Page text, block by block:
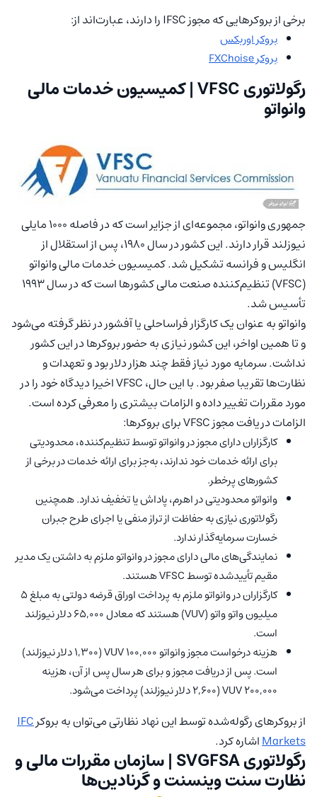
برخی از بروکرهایی که مجوز IFSC را دارند، عبارت‌اند از:
بروکر اوربکس
بروکر FXChoise
رگولاتوری VFSC | کمیسیون خدمات مالی
وانواتو
جمهوری وانواتو، مجموعه‌ای از جزایر است که در فاصله ۱۰۰۰ مایلی
نیوزلند قرار دارند. این کشور در سال ۱۹۸۰، پس از استقلال از
انگلیس و فرانسه تشکیل شد. کمیسیون خدمات مالی وانواتو
(VFSC) تنظیم‌کننده صنعت مالی کشور‌ها است که در سال ۱۹۹۳
تأسیس شد.
وانواتو به عنوان یک کارگزار فراساحلی یا آفشور در نظر گرفته می‌شود
و تا همین اواخر، این کشور نیازی به حضور بروکرها در این کشور
نداشت. سرمایه مورد نیاز فقط چند هزار دلار بود و تعهدات و
نظارت‌ها تقریبا صفر بود. با این حال، VFSC اخیرا دیدگاه خود را در
مورد مقررات تغییر داده و الزامات بیشتری را معرفی کرده است.
الزامات دریافت مجوز VFSC برای بروکرها:
کارگزاران دارای مجوز در وانواتو توسط تنظیم‌کننده، محدودیتی
برای ارائه خدمات خود ندارند، به‌جز برای ارائه خدمات در برخی از
کشور‌های پرخطر.
وانواتو محدودیتی در اهرم، پاداش یا تخفیف ندارد. همچنین
رگولاتوری نیازی به حفاظت از تراز منفی یا اجرای طرح جبران
خسارت سرمایه‌گذار ندارد.
نمایندگی‌های مالی دارای مجوز در وانواتو ملزم به داشتن یک مدیر
مقیم تأییدشده توسط VFSC هستند.
کارگزاران در وانواتو ملزم به پرداخت اوراق قرضه دولتی به مبلغ ۵
میلیون واتو واتو (VUV) هستند که معادل ۶۵,۰۰۰ دلار نیوزلند
است.
هزینه درخواست مجوز وانواتو ۱۰۰,۰۰۰ VUV (۱,۳۰۰ دلار نیوزلند)
است. پس از دریافت مجوز و برای هر سال پس از آن، هزینه
۲۰۰,۰۰۰ VUV (۲,۶۰۰ دلار نیوزلند) پرداخت می‌شود.
از بروکرهای رگوله‌شده توسط این نهاد نظارتی می‌توان به بروکرIFC
Marketsاشاره کرد.
رگولاتوری SVGFSA | سازمان مقررات مالی و
نظارت سنت وینسنت و گرنادین‌ها